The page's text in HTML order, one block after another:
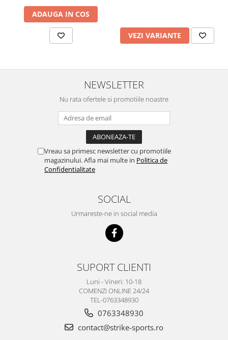
ADAUGA IN COS
VEZI VARIANTE
NEWSLETTER
Nu rata ofertele si promotiile noastre
Vreau sa primesc newsletter cu promotiile
magazinului. Afla mai multe in Politica de
Confidentialitate
SOCIAL
Urmareste-ne in social media
SUPORT CLIENTI
Luni - Vineri: 10-18
COMENZI ONLINE 24/24
TEL-0763348930
0763348930
contact@strike-sports.ro